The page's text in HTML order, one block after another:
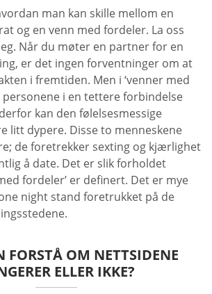
man kan skille mellom en
og en venn med fordeler. La oss
Når du møter en partner for en
er det ingen forventninger om at
i fremtiden. Men i ‘venner med
personene i en tettere forbindelse
kan den følelsesmessige
litt dypere. Disse to menneskene
de foretrekker sexting og kjærlighet
å date. Det er slik forholdet
fordeler’ er definert. Det er mye
night stand foretrukket på de
FORSTÅ OM NETTSIDENE
ELLER IKKE?